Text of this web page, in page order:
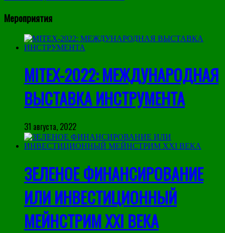
Мероприятия
MITEX-2022: МЕЖДУНАРОДНАЯ
ВЫСТАВКА ИНСТРУМЕНТА
31 августа, 2022
ЗЕЛЕНОЕ ФИНАНСИРОВАНИЕ
ИЛИ ИНВЕСТИЦИОННЫЙ
МЕЙНСТРИМ XXI ВЕКА